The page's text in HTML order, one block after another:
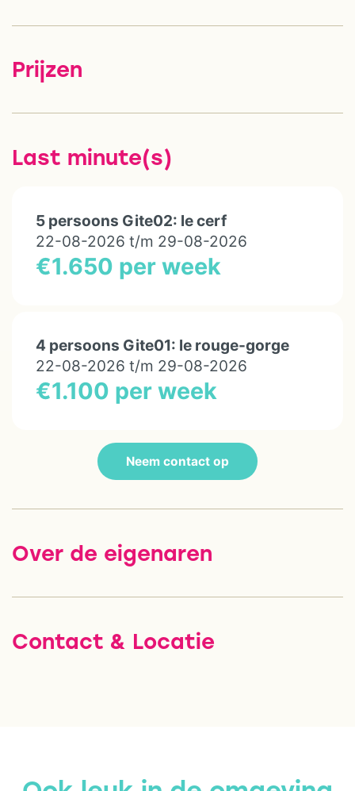
Prijzen
Last minute(s)
5 persoons Gite02: le cerf
22-08-2026 t/m 29-08-2026
€1.650 per week
4 persoons Gite01: le rouge-gorge
22-08-2026 t/m 29-08-2026
€1.100 per week
Neem contact op
Over de eigenaren
Contact & Locatie